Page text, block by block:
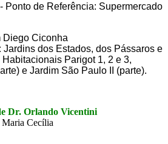
Ponto de Referência: Supermercado
Diego Ciconha
Jardins dos Estados, dos Pássaros e
Parigot 1, 2 e 3,
e Jardim São Paulo II (parte).
Dr. Orlando Vicentini
Maria Cecília